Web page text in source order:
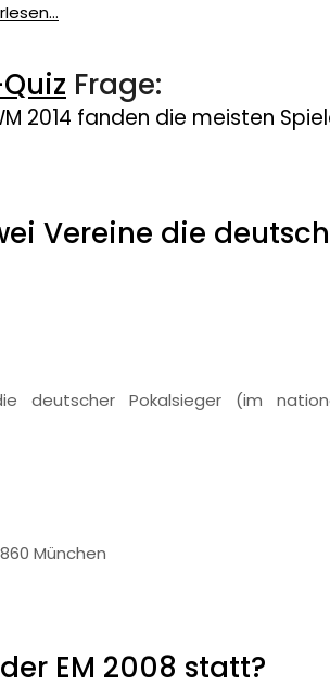
Frage:
2014 fanden die meisten
Vereine die
deutscher Pokalsieger (im
München
EM 2008 statt?